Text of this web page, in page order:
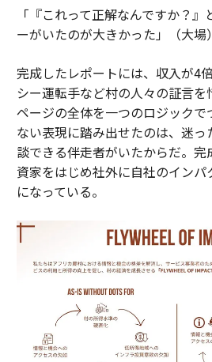
「『これって正解なんですか？
ーがいたのが大きかった」（大場）
完成したレポートには、収入が4
シー運転手など村の人々の証言
ページの全体を一つのロジック
ない表現に踏み出せたのは、迷
談できる伴走者がいたからだ。
資家をはじめ社外に自社のイン
になっている。